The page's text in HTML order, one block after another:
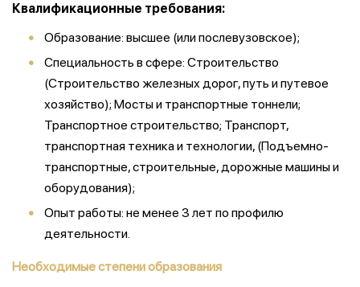
Квалификационные требования:
Образование: высшее (или послевузовское);
Специальность в сфере: Строительство
(Строительство железных дорог, путь и путевое
хозяйство); Мосты и транспортные тоннели;
Транспортное строительство; Транспорт,
транспортная техника и технологии, (Подъемно-
транспортные, строительные, дорожные машины и
оборудования);
Опыт работы: не менее 3 лет по профилю
деятельности.
Необходимые степени образования